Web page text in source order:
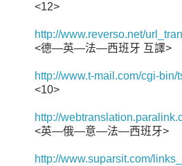
<12>
http://www.reverso.net/
<德—英—法—西班牙 互譯>
http://www.t-mail.com/cgi-bin/
<10>
http://
<英—俄—意—法—西班牙>
http://www.suparsit.com/